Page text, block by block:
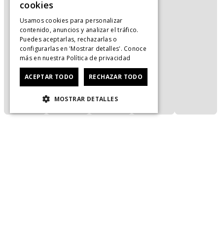
cookies
Usamos cookies para personalizar
contenido, anuncios y analizar el tráfico.
Puedes aceptarlas, rechazarlas o
configurarlas en 'Mostrar detalles'. Conoce
más en nuestra Política de privacidad
ACEPTAR TODO RECHAZAR TODO
MOSTRAR DETALLES